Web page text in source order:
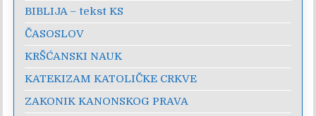
BIBLIJA – tekst KS
ČASOSLOV
KRŠĆANSKI NAUK
KATEKIZAM KATOLIČKE CRKVE
ZAKONIK KANONSKOG PRAVA